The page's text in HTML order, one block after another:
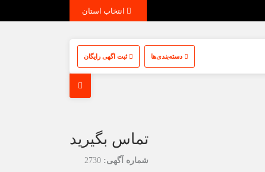
دسته‌بندی‌ها ثبت اگهی رایگان
تماس بگیرید
شماره آگهی: 2730